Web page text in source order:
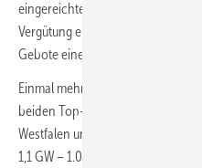
eingereichten
Vergütung eingebrachten
Gebote einen Zuschlag.
Einmal mehr konzentrierten sich
beiden Top-Ausbauländer der
Westfalen und Niedersachsen.
1,1 GW – 1.093 Megawatt (MW)